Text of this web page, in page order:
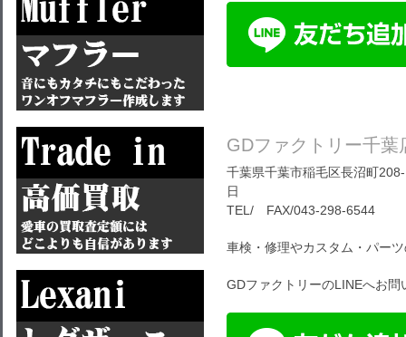
GDファクトリー千葉
千葉県千葉市稲毛区長沼町
日
TEL/ FAX/043-298-6544
車検・修理やカスタム・パー
GDファクトリーのLINEへお問